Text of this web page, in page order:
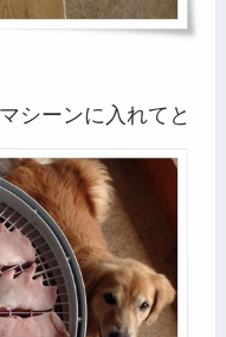
シーンに入れてと